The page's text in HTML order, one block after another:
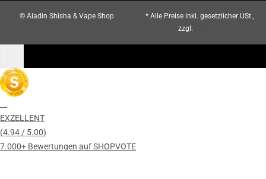
© Aladin Shisha & Vape Shop
* Alle Preise inkl. gesetzlicher USt.,
zzgl.
EXZELLENT
(4.94 / 5.00)
7.000+ Bewertungen auf SHOPVOTE